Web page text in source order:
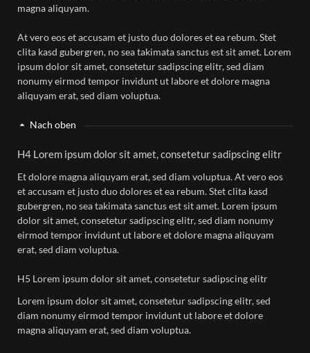
magna aliquyam.
At vero eos et accusam et justo duo dolores et ea rebum. Stet
clita kasd gubergren, no sea takimata sanctus est sit amet. Lorem
ipsum dolor sit amet, consetetur sadipscing elitr, sed diam
nonumy eirmod tempor invidunt ut labore et dolore magna
aliquyam erat, sed diam voluptua.
Nach oben
H4 Lorem ipsum dolor sit amet, consetetur sadipscing elitr
Et dolore magna aliquyam erat, sed diam voluptua. At vero eos
et accusam et justo duo dolores et ea rebum. Stet clita kasd
gubergren, no sea takimata sanctus est sit amet. Lorem ipsum
dolor sit amet, consetetur sadipscing elitr, sed diam nonumy
eirmod tempor invidunt ut labore et dolore magna aliquyam
erat, sed diam voluptua.
H5 Lorem ipsum dolor sit amet, consetetur sadipscing elitr
Lorem ipsum dolor sit amet, consetetur sadipscing elitr, sed
diam nonumy eirmod tempor invidunt ut labore et dolore
magna aliquyam erat, sed diam voluptua.